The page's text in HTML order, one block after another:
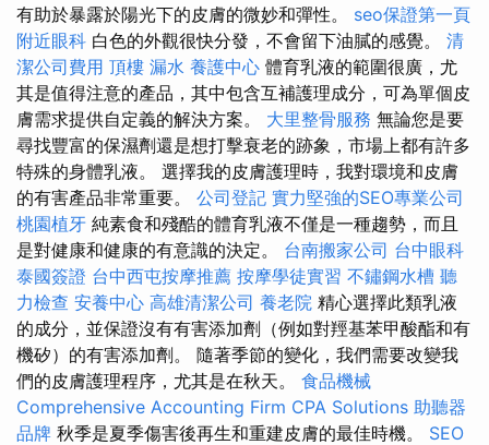
有助於暴露於陽光下的皮膚的微妙和彈性。 seo保證第一頁
附近眼科 白色的外觀很快分發，不會留下油膩的感覺。 清
潔公司費用 頂樓 漏水 養護中心 體育乳液的範圍很廣，尤
其是值得注意的產品，其中包含互補護理成分，可為單個皮
膚需求提供自定義的解決方案。 大里整骨服務 無論您是要
尋找豐富的保濕劑還是想打擊衰老的跡象，市場上都有許多
特殊的身體乳液。 選擇我的皮膚護理時，我對環境和皮膚
的有害產品非常重要。 公司登記 實力堅強的SEO專業公司
桃園植牙 純素食和殘酷的體育乳液不僅是一種趨勢，而且
是對健康和健康的有意識的決定。 台南搬家公司 台中眼科
泰國簽證 台中西屯按摩推薦 按摩學徒實習 不鏽鋼水槽 聽
力檢查 安養中心 高雄清潔公司 養老院 精心選擇此類乳液
的成分，並保證沒有有害添加劑（例如對羥基苯甲酸酯和有
機矽）的有害添加劑。 隨著季節的變化，我們需要改變我
們的皮膚護理程序，尤其是在秋天。 食品機械
Comprehensive Accounting Firm CPA Solutions 助聽器
品牌 秋季是夏季傷害後再生和重建皮膚的最佳時機。 SEO